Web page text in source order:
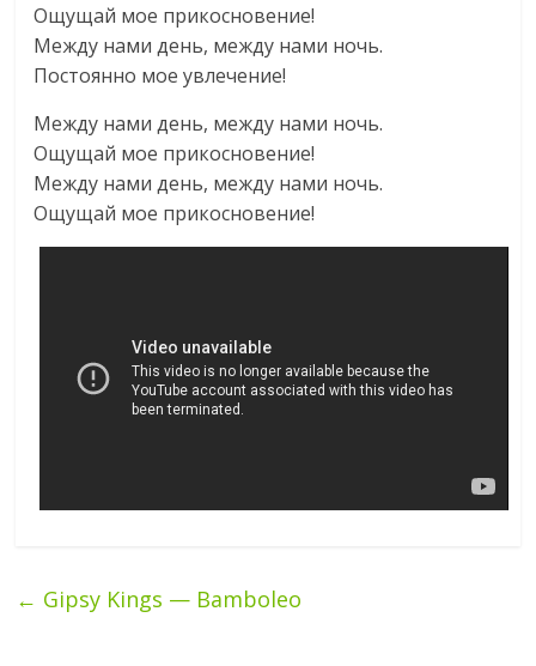
Ощущай мое прикосновение!
Между нами день, между нами ночь.
Постоянно мое увлечение!
Между нами день, между нами ночь.
Ощущай мое прикосновение!
Между нами день, между нами ночь.
Ощущай мое прикосновение!
← Gipsy Kings — Bamboleo